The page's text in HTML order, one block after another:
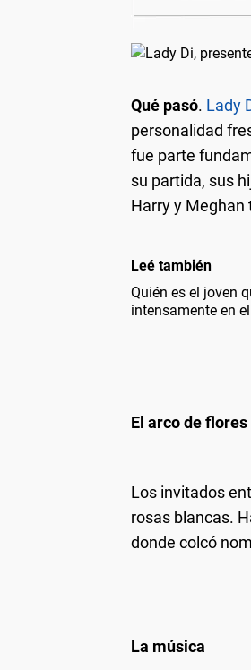
Qué pasó. Lady
personalidad
fue parte
su partida, sus
Harry y
Leé también
Quién es el joven
intensamente en
El arco de flores
Los invitados
rosas blancas.
donde colcó
La música